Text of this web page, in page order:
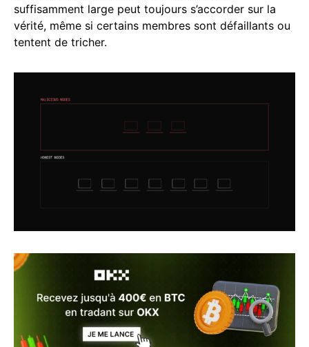
suffisamment large peut toujours s’accorder sur la
vérité, même si certains membres sont défaillants ou
tentent de tricher.